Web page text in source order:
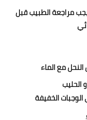
مراجعة الطبيب قبل
الخفيفة